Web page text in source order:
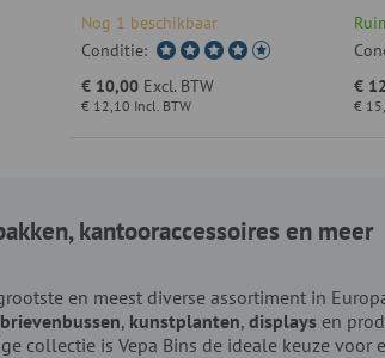
Nog 1 beschikbaar
Conditie:
€ 12,10 Incl. BTW
€ 10,00 Excl. BTW
€
€
kantooraccessoires en meer
en meest diverse assortiment in
brievenbussen, kunstplanten, displays en
collectie is Vepa Bins de ideale keuze